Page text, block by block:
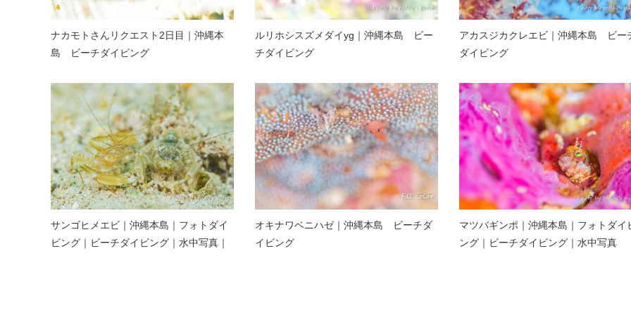
ナカモトさんリクエスト2日目｜沖縄本
島 ビーチダイビング
ルリホシスズメダイyg｜沖縄本島 ビー
チダイビング
アカスジカクレエビ｜沖縄本島 ビー
ダイビング
サンゴヒメエビ｜沖縄本島｜フォトダイ
ビング｜ビーチダイビング｜水中写真｜
オキナワベニハゼ｜沖縄本島 ビーチダ
イビング
マツバギンポ｜沖縄本島｜フォトダイ
ング｜ビーチダイビング｜水中写真